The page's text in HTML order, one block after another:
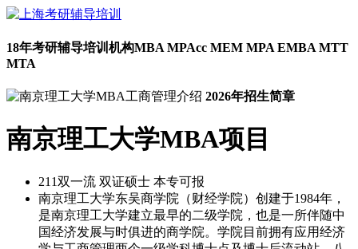
18年考研辅导培训机构MBA MPAcc MEM MPA EMBA MTT
MTA
2026年招生简章
南京理工大学MBA项目
211双一流 双证硕士 本专可报
南京理工大学东吴商学院（财经学院）创建于1984年，
是南京理工大学建立最早的二级学院，也是一所伴随中
国经济发展与时俱进的商学院。学院目前拥有应用经济